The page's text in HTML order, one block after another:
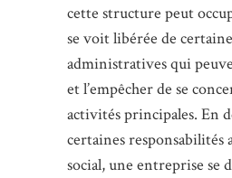
cette structure peut
se voit libérée de
administratives qui
et l’empêcher de se
activités principales. En
certaines responsabilités
social, une entreprise se